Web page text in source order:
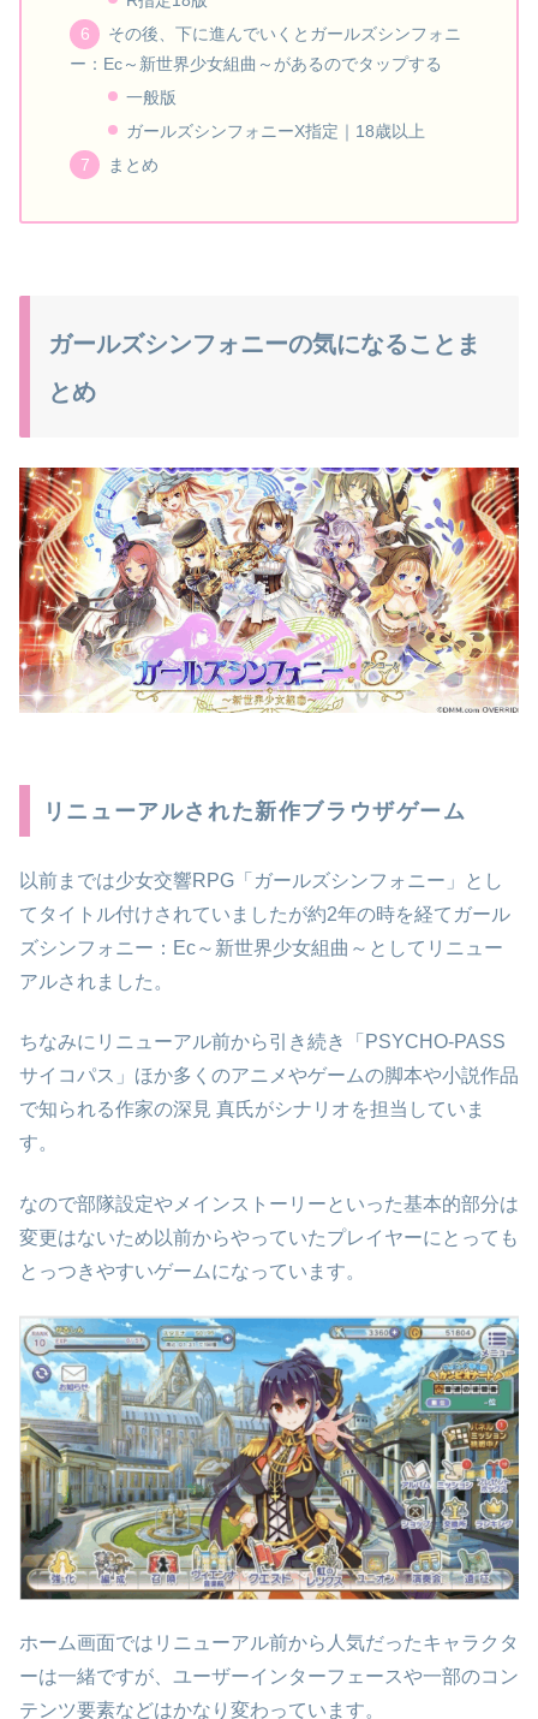
その後、下に進んでいくとガールズシンフォニ
ー：Ec～新世界少女組曲～があるのでタップする
一般版
ガールズシンフォニーX指定｜18歳以上
まとめ
ガールズシンフォニーの気になることま
とめ
リニューアルされた新作ブラウザゲーム
以前までは少女交響RPG「ガールズシンフォニー」とし
てタイトル付けされていましたが約2年の時を経てガール
ズシンフォニー：Ec～新世界少女組曲～としてリニュー
アルされました。
ちなみにリニューアル前から引き続き「PSYCHO-PASS
サイコパス」ほか多くのアニメやゲームの脚本や小説作品
で知られる作家の深見 真氏がシナリオを担当していま
す。
なので部隊設定やメインストーリーといった基本的部分は
変更はないため以前からやっていたプレイヤーにとっても
とっつきやすいゲームになっています。
ホーム画面ではリニューアル前から人気だったキャラクタ
ーは一緒ですが、ユーザーインターフェースや一部のコン
テンツ要素などはかなり変わっています。